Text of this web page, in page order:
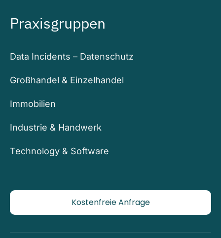
Praxisgruppen
Data Incidents – Datenschutz
Großhandel & Einzelhandel
Immobilien
Industrie & Handwerk
Technology & Software
Kostenfreie Anfrage